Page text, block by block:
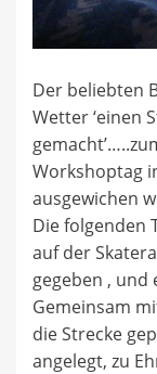
Der beliebten
Wetter ‘einen
Workshoptag
ausgewichen
Die folgenden
auf der
gegeben , und
Gemeinsam
die Strecke
angelegt, zu